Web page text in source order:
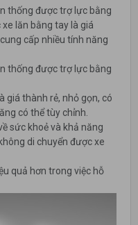
thống được trợ lực bằng
lăn bằng tay là giá
cấp nhiều tính năng
thống được trợ lực bằng
là giá thành rẻ, nhỏ gọn, có
có thể tùy chỉnh.
sức khoẻ và khả năng
di chuyển được xe
quả hơn trong việc hỗ